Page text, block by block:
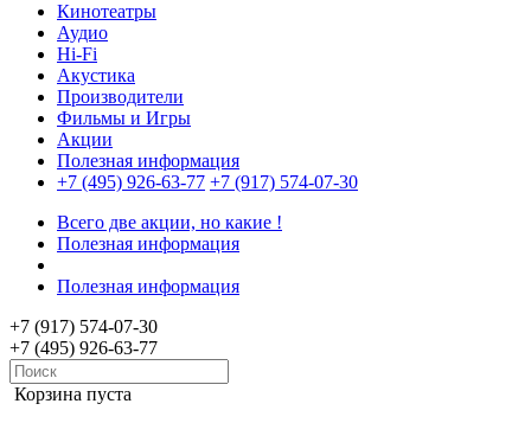
Кинотеатры
Аудио
Hi-Fi
Акустика
Производители
Фильмы и Игры
Акции
Полезная информация
+7 (495) 926-63-77 +7 (917) 574-07-30
Всего две акции, но какие !
Полезная информация
Полезная информация
+7 (917) 574-07-30
+7 (495) 926-63-77
Корзина пуста